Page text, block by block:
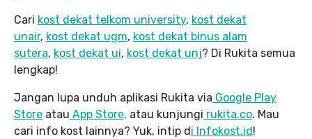
Cari kost dekat telkom university, kost dekat
unair, kost dekat ugm, kost dekat binus alam
sutera, kost dekat ui, kost dekat unj? Di Rukita semua
lengkap!
Jangan lupa unduh aplikasi Rukita via Google Play
Store atau App Store, atau kunjungi rukita.co. Mau
cari info kost lainnya? Yuk, intip d i Infokost.id !